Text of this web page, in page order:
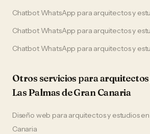
Chatbot WhatsApp para arquitectos y
Chatbot WhatsApp para arquitectos y
Chatbot WhatsApp para arquitectos y
Otros servicios paraarquitectos
Las Palmas de Gran Canaria
Diseño web para arquitectos y estudiosen
Canaria